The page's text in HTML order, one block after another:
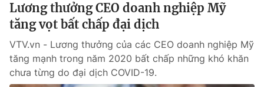
Góc doanh nghiệp
Truyền hình
Phim VTV
Hậu trường
Nhân vật
Giải trí
Điện ảnh
Đời sống
Lương thưởng CEO doanh nghiệp Mỹ
tăng vọt bất chấp đại dịch
VTV.vn - Lương thưởng của các CEO doanh nghiệp Mỹ
tăng mạnh trong năm 2020 bất chấp những khó khăn
chưa từng do đại dịch COVID-19.